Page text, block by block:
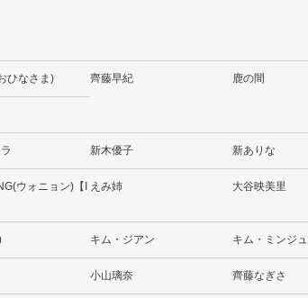
ひなさま) 齊藤早紀 鹿の間
新木優子 新ありな
ウォニョン)【I えみ姉 大谷映美里
キム・ジアン キム・ミンジュ
小山璃奈 齊藤なぎさ